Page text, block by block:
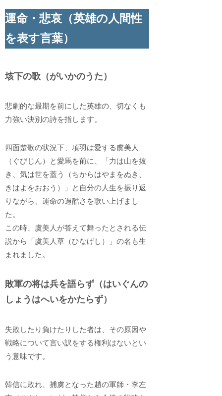
運命・悲哀（英雄の人間性
を表す言葉）
垓下の歌（がいかのうた）
悲劇的な最期を前にした英雄の、切なくも
力強い決別の詩を指します。
四面楚歌の状況下、項羽は愛する虞美人
（ぐびじん）と愛馬を前に、「力は山を抜
き、気は世を蓋う（ちからはやまをぬき、
きはよをおおう）」と自分の人生を振り返
りながら、運命の過酷さを歌い上げまし
た。
この時、虞美人が答えて舞ったとされる伝
説から「虞美人草（ひなげし）」の名も生
まれました。
敗軍の将は兵を語らず（はいぐんの
しょうはへいをかたらず）
失敗したり負けたりした者は、その原因や
戦略について言い訳をする権利はないとい
う意味です。
韓信に敗れ、捕虜となった趙の軍師・李左